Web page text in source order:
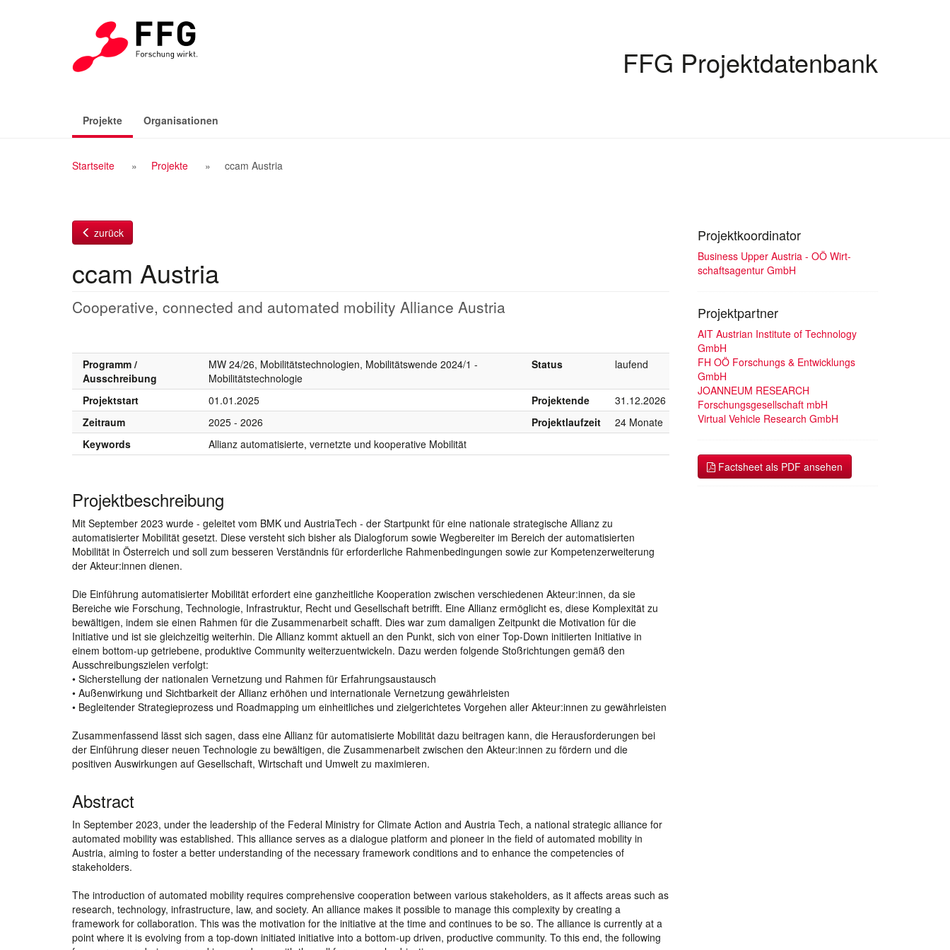
FFG Projektdatenbank
Projekte(aktiv)Organisationen
Breadcrumb
Startseite Projekte ccam Austria
zurück
ccam Austria
Cooperative, connected and automated mobility Alliance Austria
Programm /
Ausschreibung
MW 24/26, Mobilitätstechnologien, Mobilitätswende 2024/1 -
Mobilitätstechnologie
Status laufend
Projektstart 01.01.2025 Projektende
31.12.2026
Zeitraum
2025 - 2026 Projektlaufzeit
24 Monate
Keywords
Allianz automatisierte, vernetzte und kooperative Mobilität
Projektbeschreibung
Mit September 2023 wurde - geleitet vom BMK und AustriaTech - der Startpunkt für eine nationale strategische Allianz zu
automatisierter Mobilität gesetzt. Diese versteht sich bisher als Dialogforum sowie Wegbereiter im Bereich der automatisierten
Mobilität in Österreich und soll zum besseren Verständnis für erforderliche Rahmenbedingungen sowie zur Kompetenzerweiterung
der Akteur:innen dienen.
Die Einführung automatisierter Mobilität erfordert eine ganzheitliche Kooperation zwischen verschiedenen Akteur:innen, da sie
Bereiche wie Forschung, Technologie, Infrastruktur, Recht und Gesellschaft betrifft. Eine Allianz ermöglicht es, diese Komplexität zu
bewältigen, indem sie einen Rahmen für die Zusammenarbeit schafft. Dies war zum damaligen Zeitpunkt die Motivation für die
Initiative und ist sie gleichzeitig weiterhin. Die Allianz kommt aktuell an den Punkt, sich von einer Top-Down initiierten Initiative in
einem bottom-up getriebene, produktive Community weiterzuentwickeln. Dazu werden folgende Stoßrichtungen gemäß den
Ausschreibungszielen verfolgt:
• Sicherstellung der nationalen Vernetzung und Rahmen für Erfahrungsaustausch
• Außenwirkung und Sichtbarkeit der Allianz erhöhen und internationale Vernetzung gewährleisten
• Begleitender Strategieprozess und Roadmapping um einheitliches und zielgerichtetes Vorgehen aller Akteur:innen zu gewährleisten
Zusammenfassend lässt sich sagen, dass eine Allianz für automatisierte Mobilität dazu beitragen kann, die Herausforderungen bei
der Einführung dieser neuen Technologie zu bewältigen, die Zusammenarbeit zwischen den Akteur:innen zu fördern und die
positiven Auswirkungen auf Gesellschaft, Wirtschaft und Umwelt zu maximieren.
Abstract
In September 2023, under the leadership of the Federal Ministry for Climate Action and Austria Tech, a national strategic alliance for
automated mobility was established. This alliance serves as a dialogue platform and pioneer in the field of automated mobility in
Austria, aiming to foster a better understanding of the necessary framework conditions and to enhance the competencies of
stakeholders.
The introduction of automated mobility requires comprehensive cooperation between various stakeholders, as it affects areas such as
research, technology, infrastructure, law, and society. An alliance makes it possible to manage this complexity by creating a
framework for collaboration. This was the motivation for the initiative at the time and continues to be so. The alliance is currently at a
point where it is evolving from a top-down initiated initiative into a bottom-up driven, productive community. To this end, the following
Projektkoordinator
Business Upper Austria - OÖ Wirt-
schaftsagentur GmbH
Projektpartner
AIT Austrian Institute of Technology
GmbH
FH OÖ Forschungs & Entwicklungs
GmbH
JOANNEUM RESEARCH
Forschungsgesellschaft mbH
Virtual Vehicle Research GmbH
Factsheet als PDF ansehen